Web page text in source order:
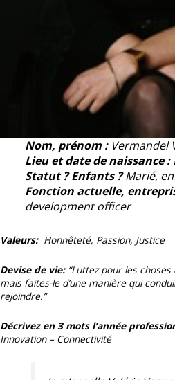
Nom, prénom : Vermandel
Lieu et date de naissance :
Statut ? Enfants ? Marié,
Fonction actuelle,
development officer
Valeurs: Honnêteté, Passion, Justice
Devise de vie: “Luttez pour les
mais faites-le d’une manière qui
rejoindre.”
Décrivez en 3 mots l’année
Innovation – Connectivité